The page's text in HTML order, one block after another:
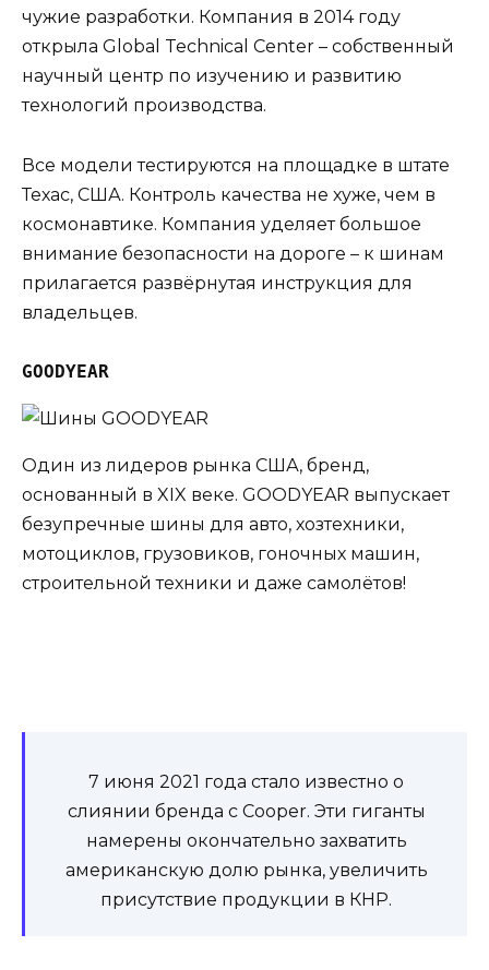
чужие разработки. Компания в 2014 году
открыла Global Technical Center – собственный
научный центр по изучению и развитию
технологий производства.
Все модели тестируются на площадке в штате
Техас, США. Контроль качества не хуже, чем в
космонавтике. Компания уделяет большое
внимание безопасности на дороге – к шинам
прилагается развёрнутая инструкция для
владельцев.
GOODYEAR
Один из лидеров рынка США, бренд,
основанный в XIX веке. GOODYEAR выпускает
безупречные шины для авто, хозтехники,
мотоциклов, грузовиков, гоночных машин,
строительной техники и даже самолётов!
7 июня 2021 года стало известно о
слиянии бренда с Cooper. Эти гиганты
намерены окончательно захватить
американскую долю рынка, увеличить
присутствие продукции в КНР.